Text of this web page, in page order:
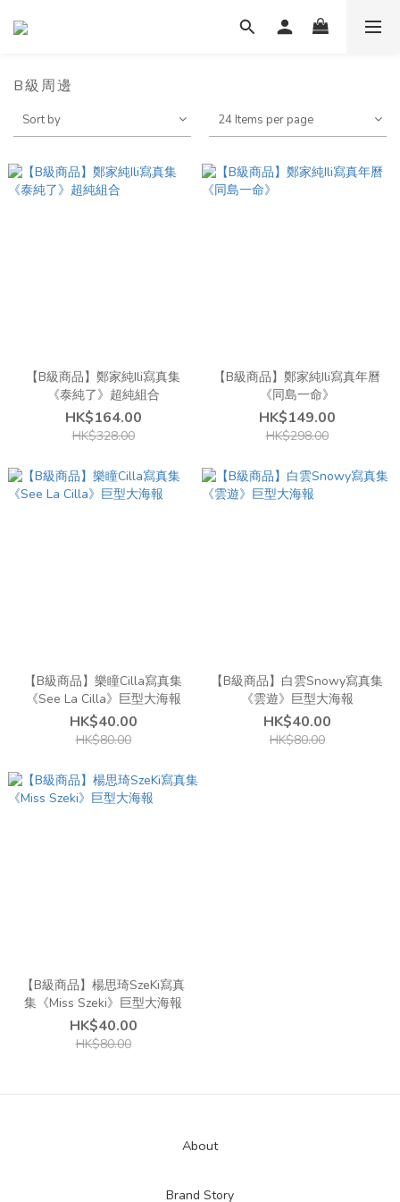
B級周邊
Sort by 24 Items per page
【B級商品】鄭家純Ili寫真集
《泰純了》超純組合
HK$164.00
HK$328.00
【B級商品】鄭家純Ili寫真年曆
《同島一命》
HK$149.00
HK$298.00
【B級商品】樂瞳Cilla寫真集
《See La Cilla》巨型大海報
HK$40.00
HK$80.00
【B級商品】白雲Snowy寫真集
《雲遊》巨型大海報
HK$40.00
HK$80.00
【B級商品】楊思琦SzeKi寫真
集《Miss Szeki》巨型大海報
HK$40.00
HK$80.00
About
Brand Story